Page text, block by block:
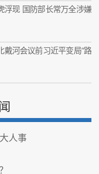
浮现 国防部长常万全涉嫌
戴河会议前习近平变局“路
人事